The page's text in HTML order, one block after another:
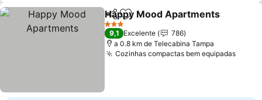
PartilharAdicionar aos favoritos
Happy Mood Apartments
3 Estrelas
9,1 Excelente
786
a 0.8 km de Telecabina Tampa
Cozinhas compactas bem equipadas